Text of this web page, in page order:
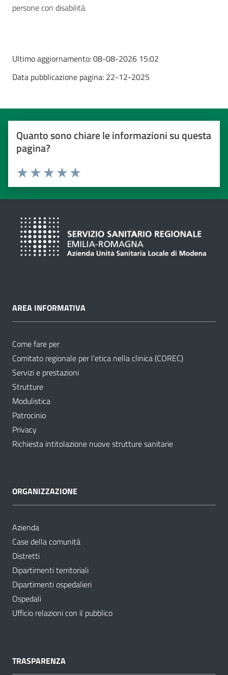
persone con disabilità.
Ultimo aggiornamento:08-08-2026 15:02
Data pubblicazione pagina: 22-12-2025
Quanto sono chiare le informazioni su questa
pagina?
Valuta da 1 a 5 stelle
Valuta 5 stelle su 5
Valuta 4 stelle su 5
Valuta 3 stelle su 5
Valuta 2 stelle su 5
Valuta 1 stelle su 5
AREA INFORMATIVA
Come fare per
Comitato regionale per l’etica nella clinica (COREC)
Servizi e prestazioni
Strutture
Modulistica
Patrocinio
Privacy
Richiesta intitolazione nuove strutture sanitarie
ORGANIZZAZIONE
Azienda
Case della comunità
Distretti
Dipartimenti territoriali
Dipartimenti ospedalieri
Ospedali
Ufficio relazioni con il pubblico
TRASPARENZA